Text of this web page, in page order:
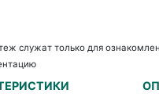
служат только для